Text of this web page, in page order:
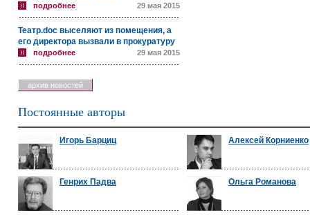
подробнее 29 мая 2015
Театр.doc выселяют из помещения, а
его директора вызвали в прокуратуру
подробнее 29 мая 2015
архив новостей
Постоянные авторы
Игорь Барциц Алексей Корниенко
Генрих Падва Ольга Романова